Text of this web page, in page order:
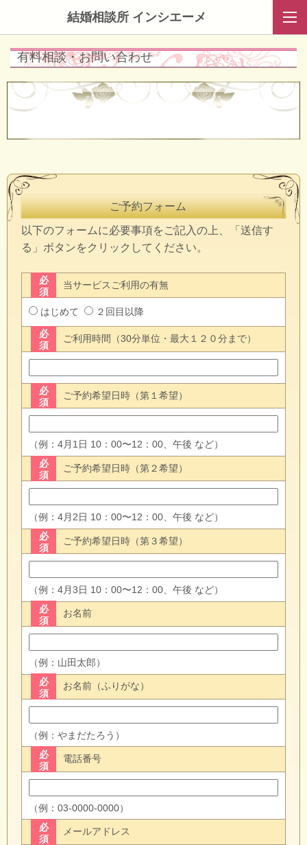
結婚相談所 インシエーメ
有料相談・お問い合わせ
ご予約フォーム
以下のフォームに必要事項をご記入の上、「送信す
る」ボタンをクリックしてください。
当サービスご利用の有無
必
須
はじめて
２回目以降
ご利用時間（30分単位・最大１２０分まで）
必
須
ご予約希望日時（第１希望）
必
須
（例：4月1日 10：00〜12：00、午後 など）
ご予約希望日時（第２希望）
必
須
（例：4月2日 10：00〜12：00、午後 など）
ご予約希望日時（第３希望）
必
須
（例：4月3日 10：00〜12：00、午後 など）
お名前
必
須
（例：山田太郎）
お名前（ふりがな）
必
須
（例：やまだたろう）
電話番号
必
須
（例：03-0000-0000）
メールアドレス
必
須